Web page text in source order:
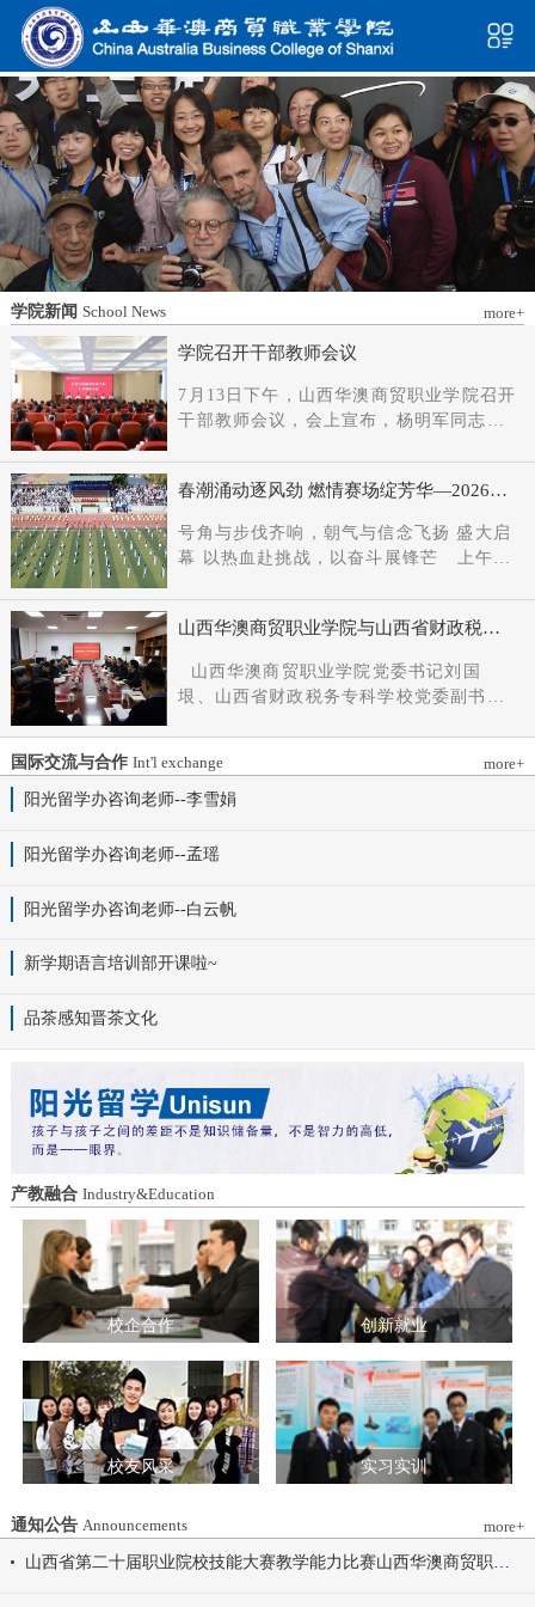
学院新闻 School News more+
学院召开干部教师会议
7月13日下午，山西华澳商贸职业学院召开
干部教师会议，会上宣布，杨明军同志任
记、督导专员职务。省委教育工委主持日
常工作的副书记（正厅长级），省教育厅
党组成员、副厅长王军出席会议并讲话。
新任党委书记杨明军同志、理事长刘耀国
分别作表态发言，刘国垠同志主持会议。
省委组织部干部六处、省委教育工委组织
领导班子成员、中层干部及教师代表参加
会议。
春潮涌动逐风劲 燃情赛场绽芳华—2026年
号角与步伐齐响，朝气与信念飞扬 盛大启
幕 以热血赴挑战，以奋斗展锋芒 上午9
扬，国旗护卫队整齐着装、身姿挺拔、精
神抖擞，护送五星红旗庄严入场，鲜红的
旗帜在春日暖阳下熠熠生辉，彰显着华澳
学子赤诚的家国情怀与昂扬的精神风貌。
紧随其后，校旗方阵、彩旗方阵依次行
进，彩旗猎猎映晴空，灵动的步伐与明媚
景。全场师生肃立，升国旗、奏唱国歌。
冉冉升起，全体师生行注目礼，目光坚
时代华章。 学院院长白峰致开幕词，
动会是学院践行“健康第一”教育理念、推
动会为契机，涵养健康体魄、锤炼坚韧意
志，将赛场上的拼搏精神、协作意识转化
为学习工作的强大动力，凝心聚力、笃行
不怠，共同书写华澳学院高质量发展的崭
新篇章。 本届开幕式以“逐梦 健康 奋进
感恩”为脉络，献上四场精彩展演。 健康
同行，雅韵律动 优雅交谊舞翩跹起舞，
舞步轻盈、配合默契，在旋转与迈步间绽
放自信从容的青春风采。 感恩于心，团
结奋进 歌舞表演温暖有力，音符与舞步
传递同心同行的信念，凝聚团结力量，共
赴赛场追梦之旅。 学院党委书记刘国垠
宣布山西华澳商贸职业学院2026年春季田
径运动会正式开始！
山西华澳商贸职业学院与山西省财政税务
建和思想政治工作结对共建协议
山西华澳商贸职业学院党委书记刘国
垠、山西省财政税务专科学校党委副书记
院长白峰主持。签约仪式现场气氛庄重而
热烈。 山西省财政税务专科学校党委副
本情况以及党建和思政工作方面的做法进
工作向“有效覆盖”“全面提质”提出几点建
议：一要筑牢组织根基。以党建标准化、
组织生活联过等方式，筑牢学校事业发展
源共享机制，共同开发实践教学基地，打
造特色育人载体。三要强化队伍建设。通
过挂职帮带、专题培训、观摩交流等形
式，培育政治强、业务精、作风正的党务
和思政工作队伍。四要推动深度融合。把
结对共建融入专业建设、科研创新、人才
培养、社会服务全过程，让党建引领下的
校际合作，既赋能民办高校规范发展，也
助力公办高校拓展育人维度。 在共同见
证下，三方校领导签署了《党建和思想政
治工作结对共建协议书》。 此次签约不
仅为党建和思想政治工作搭建起常态化、
制度化的交流平台，更为三方在更广领
域、更深层次的合作奠定了坚实基础。相
关责任部门将主动对接、深化交流，推动
共建内容落地见效，共同谱写公办民办高
校协同发展的新篇章。
国际交流与合作 Int'l exchange
more+
阳光留学办咨询老师--李雪娟
阳光留学办咨询老师--孟瑶
阳光留学办咨询老师--白云帆
新学期语言培训部开课啦~
品茶感知晋茶文化
产教融合 Industry&Education
校企合作 创新就业
校友风采 实习实训
通知公告 Announcements
more+
山西省第二十届职业院校技能大赛教学能力比赛山西华澳商贸职业学院参赛团队信息公示